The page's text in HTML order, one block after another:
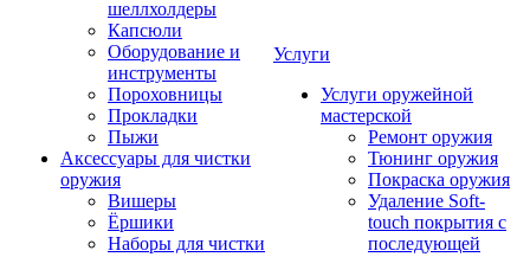
шеллхолдеры
Капсюли
Оборудование и
инструменты
Пороховницы
Прокладки
Пыжи
Аксессуары для чистки
оружия
Вишеры
Ёршики
Наборы для чистки
Услуги
Услуги оружейной
мастерской
Ремонт оружия
Тюнинг оружия
Покраска оружия
Удаление Soft-
touch покрытия с
последующей